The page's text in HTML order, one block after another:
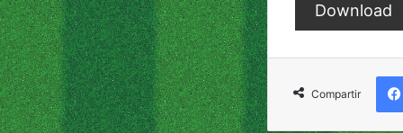
Download
Compartir